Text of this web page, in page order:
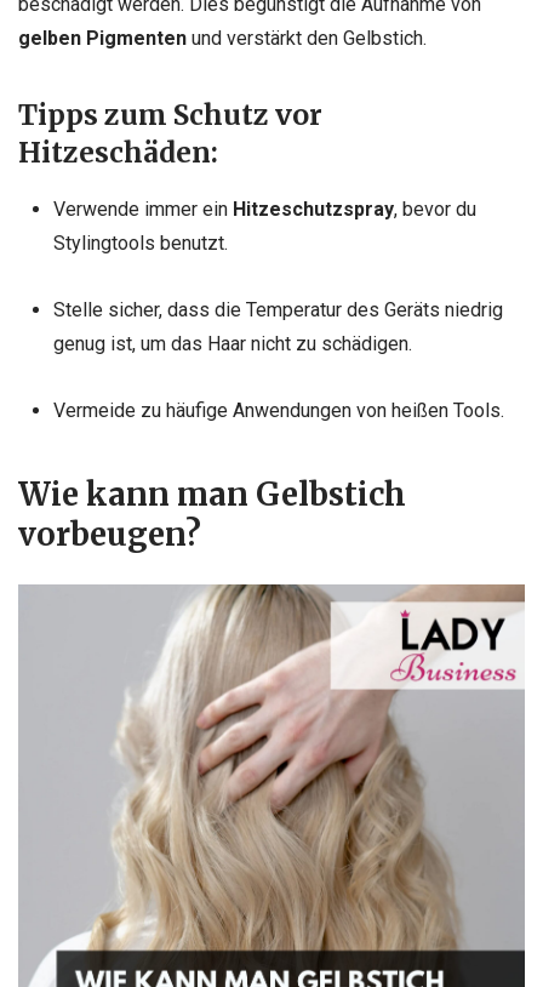
gelben Pigmenten und verstärkt den Gelbstich.
Tipps zum Schutz vor
Hitzeschäden:
Verwende immer ein Hitzeschutzspray, bevor du
Stylingtools benutzt.
Stelle sicher, dass die Temperatur des Geräts niedrig
genug ist, um das Haar nicht zu schädigen.
Vermeide zu häufige Anwendungen von heißen Tools.
Wie kann man Gelbstich
vorbeugen?